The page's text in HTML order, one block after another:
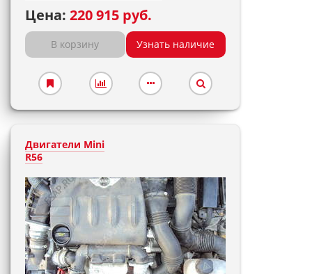
Цена: 220 915 руб.
В корзину Узнать наличие
Двигатели Mini
R56